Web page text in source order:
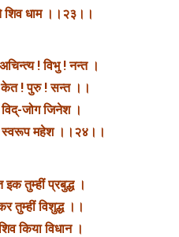
शिव धाम ।।२३।।
! विभु ! नन्त ।
! पुरु ! सन्त ।।
विद्-जोग जिनेश ।
स्वरूप महेश ।।२४।।
तुम्हीं प्रबुद्ध ।
तुम्हीं विशुद्ध ।।
किया विधान ।